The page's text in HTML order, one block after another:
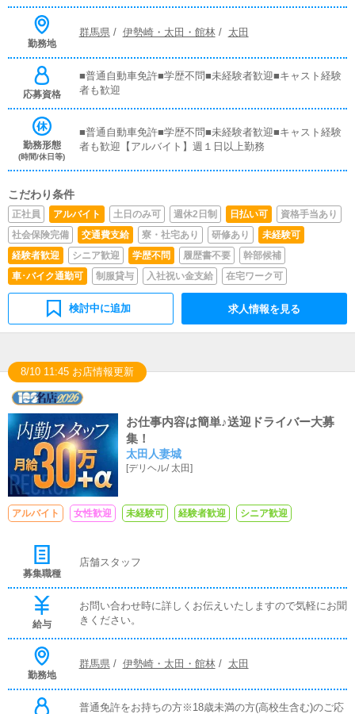
勤務地
群馬県/ 伊勢崎・太田・館林/ 太田
応募資格
■普通自動車免許■学歴不問■未経験者歓迎■キャスト経験
者も歓迎
勤務形態
(時間/休日等)
■普通自動車免許■学歴不問■未経験者歓迎■キャスト経験
者も歓迎【アルバイト】週１日以上勤務
こだわり条件
正社員 アルバイト 土日のみ可 週休2日制 日払い可
資格手当あり
社会保険完備
交通費支給 寮・社宅あり 研修あり
未経験可
経験者歓迎
シニア歓迎 学歴不問 履歴書不要
幹部候補
車･バイク通勤可
制服貸与 入社祝い金支給 在宅ワーク可
検討中に追加 求人情報を見る
8/10 11:45 お店情報更新
お仕事内容は簡単♪送迎ドライバー大募
集！
太田人妻城
[デリヘル/ 太田]
アルバイト 女性歓迎 未経験可 経験者歓迎 シニア歓迎
募集職種
店舗スタッフ
給与
お問い合わせ時に詳しくお伝えいたしますので気軽にお聞
きください。
勤務地
群馬県 / 伊勢崎・太田・館林/ 太田
普通免許をお持ちの方※18歳未満の方(高校生含む)のご応